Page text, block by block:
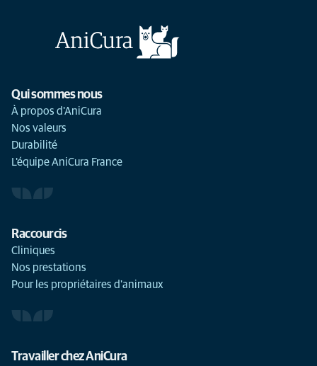
Qui sommes nous
À propos d'AniCura
Nos valeurs
Durabilité
L'équipe AniCura France
Raccourcis
Cliniques
Nos prestations
Pour les propriétaires d'animaux
Travailler chez AniCura